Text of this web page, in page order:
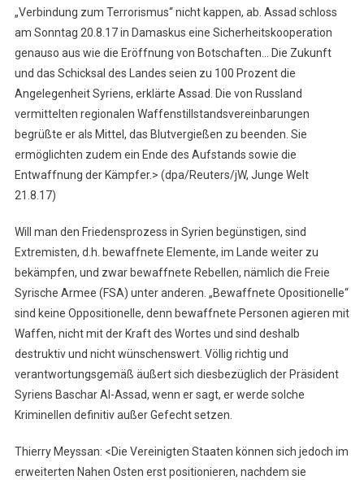
„Verbindung zum Terrorismus“ nicht kappen, ab. Assad schloss
am Sonntag 20.8.17 in Damaskus eine Sicherheitskooperation
genauso aus wie die Eröffnung von Botschaften… Die Zukunft
und das Schicksal des Landes seien zu 100 Prozent die
Angelegenheit Syriens, erklärte Assad. Die von Russland
vermittelten regionalen Waffenstillstandsvereinbarungen
begrüßte er als Mittel, das Blutvergießen zu beenden. Sie
ermöglichten zudem ein Ende des Aufstands sowie die
Entwaffnung der Kämpfer.> (dpa/Reuters/jW, Junge Welt
21.8.17)
Will man den Friedensprozess in Syrien begünstigen, sind
Extremisten, d.h. bewaffnete Elemente, im Lande weiter zu
bekämpfen, und zwar bewaffnete Rebellen, nämlich die Freie
Syrische Armee (FSA) unter anderen. „Bewaffnete Opositionelle“
sind keine Oppositionelle, denn bewaffnete Personen agieren mit
Waffen, nicht mit der Kraft des Wortes und sind deshalb
destruktiv und nicht wünschenswert. Völlig richtig und
verantwortungsgemäß äußert sich diesbezüglich der Präsident
Syriens Baschar Al-Assad, wenn er sagt, er werde solche
Kriminellen definitiv außer Gefecht setzen.
Thierry Meyssan: <Die Vereinigten Staaten können sich jedoch im
erweiterten Nahen Osten erst positionieren, nachdem sie